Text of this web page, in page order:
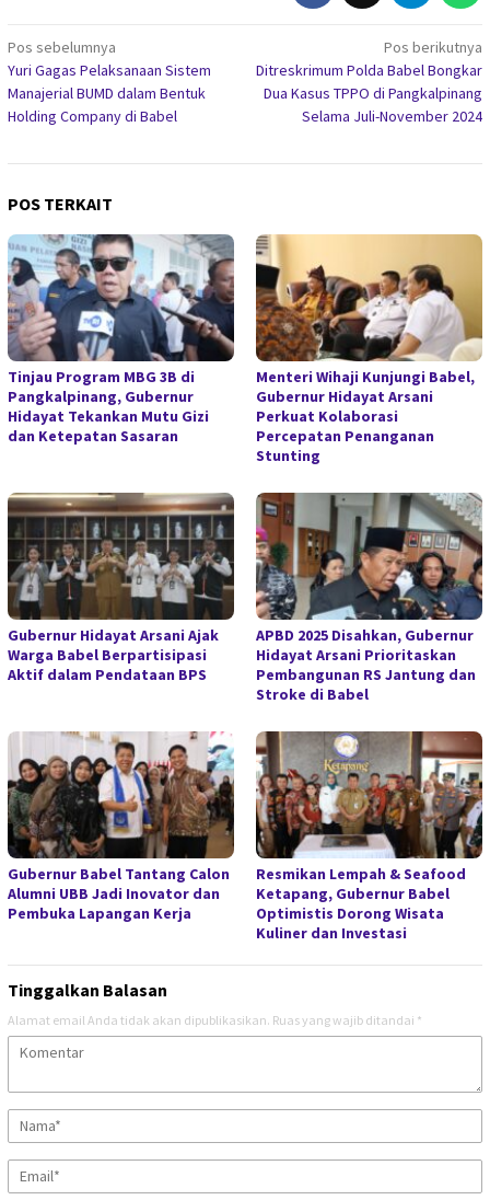
Navigasi
pos
Pos sebelumnya
Yuri Gagas Pelaksanaan Sistem
Manajerial BUMD dalam Bentuk
Holding Company di Babel
Pos berikutnya
Ditreskrimum Polda Babel Bongkar
Dua Kasus TPPO di Pangkalpinang
Selama Juli-November 2024
POS TERKAIT
Tinjau Program MBG 3B di
Pangkalpinang, Gubernur
Hidayat Tekankan Mutu Gizi
dan Ketepatan Sasaran
Menteri Wihaji Kunjungi Babel,
Gubernur Hidayat Arsani
Perkuat Kolaborasi
Percepatan Penanganan
Stunting
Gubernur Hidayat Arsani Ajak
Warga Babel Berpartisipasi
Aktif dalam Pendataan BPS
APBD 2025 Disahkan, Gubernur
Hidayat Arsani Prioritaskan
Pembangunan RS Jantung dan
Stroke di Babel
Gubernur Babel Tantang Calon
Alumni UBB Jadi Inovator dan
Pembuka Lapangan Kerja
Resmikan Lempah & Seafood
Ketapang, Gubernur Babel
Optimistis Dorong Wisata
Kuliner dan Investasi
Tinggalkan Balasan
Alamat email Anda tidak akan dipublikasikan. Ruas yang wajib ditandai *